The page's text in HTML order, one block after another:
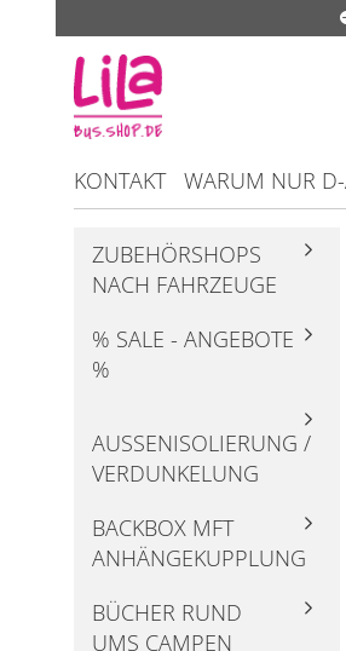
KONTAKT WARUM NUR
ZUBEHÖRSHOPS
NACH FAHRZEUGE
% SALE - ANGEBOTE
%
AUSSENISOLIERUNG / V
ERDUNKELUNG
BACKBOX MFT
ANHÄNGEKUPPLUNG
BÜCHER RUND
UMS CAMPEN